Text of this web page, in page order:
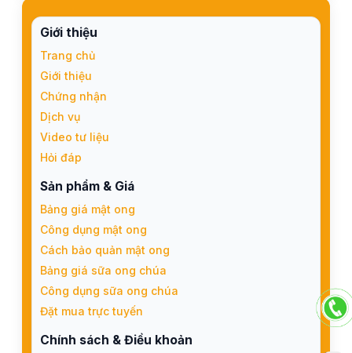
Giới thiệu
Trang chủ
Giới thiệu
Chứng nhận
Dịch vụ
Video tư liệu
Hỏi đáp
Sản phẩm & Giá
Bảng giá mật ong
Công dụng mật ong
Cách bảo quản mật ong
Bảng giá sữa ong chúa
Công dụng sữa ong chúa
Đặt mua trực tuyến
Chính sách & Điều khoản